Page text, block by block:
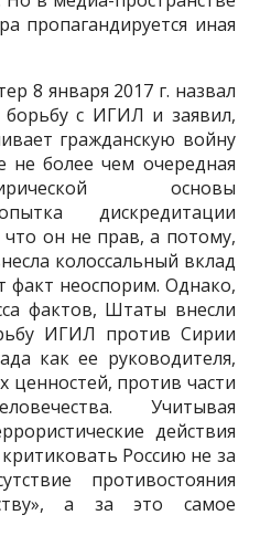
пропагандируется иная
8 января 2017 г. назвал
с ИГИЛ и заявил,
гражданскую войну
не более чем очередная
основы
дискредитации
он не прав, а потому,
колоссальный вклад
факт неоспорим. Однако,
фактов, Штаты внесли
ИГИЛ против Сирии
как ее руководителя,
ценностей, против части
Учитывая
действия
Россию не за
противостояния
а за это самое